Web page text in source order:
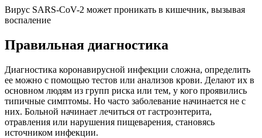
Вирус SARS-CoV-2 может проникать в кишечник, вызывая
воспаление
Правильная диагностика
Диагностика коронавирусной инфекции сложна, определить
ее можно с помощью тестов или анализов крови. Делают их в
основном людям из групп риска или тем, у кого проявились
типичные симптомы. Но часто заболевание начинается не с
них. Больной начинает лечиться от гастроэнтерита,
отравления или нарушения пищеварения, становясь
источником инфекции.